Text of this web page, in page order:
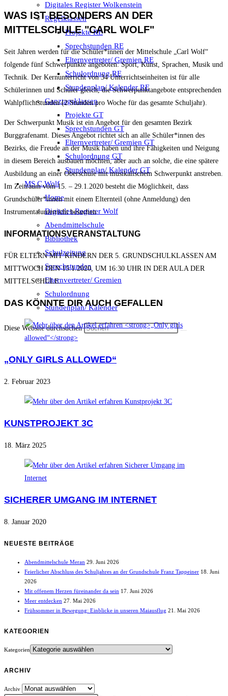
Digitales Register Wolkenstein
Regelklassen
Projekte RE
Sprechstunden RE
Elternvertreter/ Gremien RE
Schulordnung RE
Stundenplan/ Kalender RE
Ganztagsklassen
Projekte GT
Sprechstunden GT
Elternvertreter/ Gremien GT
Schulordnung GT
Stundenplan/ Kalender GT
MS C.Wolf
Home
Digitales Register Wolf
Abendmittelschule
Bibliothek
Schulzeitung
Sprechstunden
Elternvertreter/ Gremien
Schulordnung
Stundenplan/ Kalender
Diese Website durchsuchen
WAS IST BESONDERS AN DER
MITTELSCHULE "CARL WOLF"
Seit Jahren werden für die Schüler*innen der Mittelschule „Carl Wolf“
folgende fünf Schwerpunkte angeboten: Sport, Kunst, Sprachen, Musik und
Technik. Der Kernunterricht von 34 Unterrichtseinheiten ist für alle
Schülerinnen und Schüler gleich, die Schwerpunktangebote entsprechenden
Wahlpflichtstunden (2 Stunden pro Woche für das gesamte Schuljahr).
Der Schwerpunkt Musik ist ein Angebot für den gesamten Bezirk
Burggrafenamt. Dieses Angebot richtet sich an alle Schüler*innen des
Bezirks, die Freude an der Musik haben und ihre Fähigkeiten und Neigung
in diesem Bereich ausbauen möchten, aber auch an solche, die eine spätere
Ausbildung an einer Oberschule mit musikalischem Schwerpunkt anstreben.
Im Zeitraum vom 15. – 29.1.2020 besteht die Möglichkeit, dass
Grundschüler*innen mit einem Elternteil (ohne Anmeldung) den
Instrumentalunterricht besuchen
INFORMATIONSVERANSTALTUNG
FÜR ELTERN MIT KINDERN DER 5. GRUNDSCHULKLASSEN AM
MITTWOCH DEN 15.1.2020, UM 16:30 UHR IN DER AULA DER
MITTELSCHULE.
DAS KÖNNTE DIR AUCH GEFALLEN
„ONLY GIRLS ALLOWED“
2. Februar 2023
KUNSTPROJEKT 3C
18. März 2025
SICHERER UMGANG IM INTERNET
8. Januar 2020
NEUESTE BEITRÄGE
Abendmittelschule Meran 29. Juni 2026
Feierlicher Abschluss des Schuljahres an der Grundschule Franz Tappeiner 18. Juni
2026
Mit offenem Herzen füreinander da sein 17. Juni 2026
Meer entdecken 27. Mai 2026
Frühsommer in Bewegung: Einblicke in unseren Maiausflug 21. Mai 2026
KATEGORIEN
Kategorien
ARCHIV
Archiv